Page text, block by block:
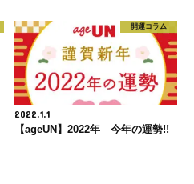
開運コラム
2022.1.1
【ageUN】2022年 今年の運勢!!